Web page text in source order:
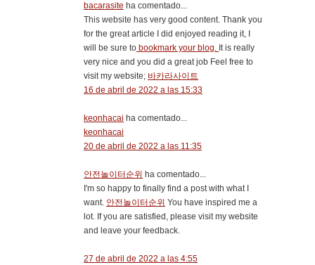
bacarasite ha comentado...
This website has very good content. Thank you
for the great article I did enjoyed reading it, I
will be sure to bookmark your blog. It is really
very nice and you did a great job Feel free to
visit my website; 바카라사이트
16 de abril de 2022 a las 15:33
keonhacai ha comentado...
keonhacai
20 de abril de 2022 a las 11:35
안전놀이터순위 ha comentado...
I'm so happy to finally find a post with what I
want. 안전놀이터순위 You have inspired me a
lot. If you are satisfied, please visit my website
and leave your feedback.
27 de abril de 2022 a las 4:55